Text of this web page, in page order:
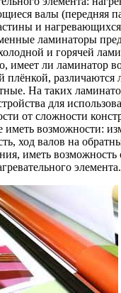
валы (передняя
и
ламинаторы
и горячей
имеет ли ламинатор
плёнкой, различаются
На таких
для
от сложности
возможности:
ход валов на
иметь возможность
элемента.